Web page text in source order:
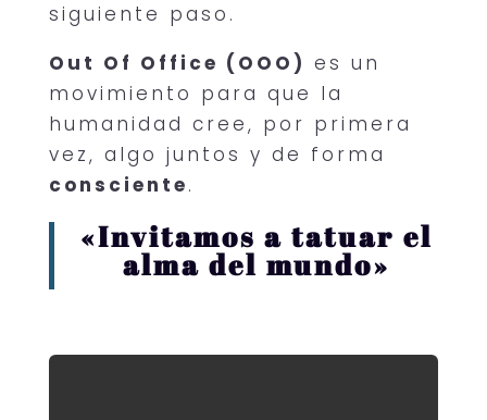
siguiente paso.
Out Of Office (OOO) es un
movimiento para que la
humanidad cree, por primera
vez, algo juntos y de forma
consciente.
«Invitamos a tatuar el
alma del mundo»